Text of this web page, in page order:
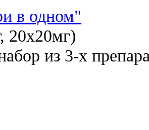
в одном"
20x20мг)
из 3-х